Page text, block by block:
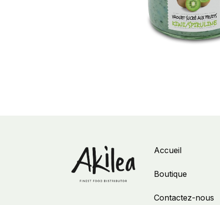
Accueil
Boutique
Contactez-nous